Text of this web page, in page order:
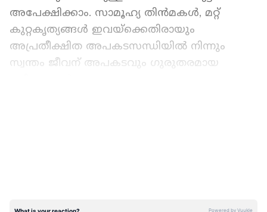
അപേക്ഷിക്കാം. സാമൂഹ്യ തിൻമകൾ, മറ്റ്
കുറ്റകൃത്യങ്ങൾ ഇവയ്‌ക്കെതിരായും
അപ്രതീക്ഷിത അപകടസന്ധിയിൽ നിന്നും
സ്വന്തം ജീവന് അപകടവും ഗുരുതരമായ